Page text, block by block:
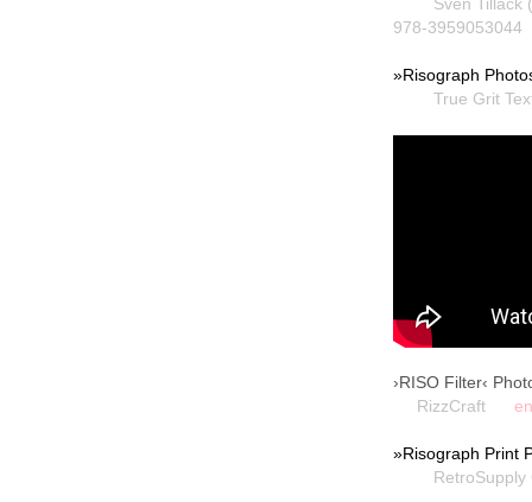
Sven Tillack
978-3959053044
»Risograph
True Grit
›RISO Filter‹
RizzCraft
»Risograph Print
RetroSupply